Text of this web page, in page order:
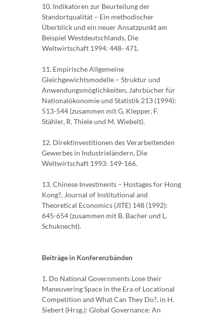
10. Indikatoren zur Beurteilung der
Standortqualität – Ein methodischer
Überblick und ein neuer Ansatzpunkt am
Beispiel Westdeutschlands, Die
Weltwirtschaft 1994: 448- 471.
11. Empirische Allgemeine
Gleichgewichtsmodelle – Struktur und
Anwendungsmöglichkeiten, Jahrbücher für
Nationalökonomie und Statistik 213 (1994):
513-544 (zusammen mit G. Klepper, F.
Stähler, R. Thiele und M. Wiebelt).
12. Direktinvestitionen des Verarbeitenden
Gewerbes in Industrieländern, Die
Weltwirtschaft 1993: 149-166.
13. Chinese Investments – Hostages for Hong
Kong?, Journal of Institutional and
Theoretical Economics (JITE) 148 (1992):
645-654 (zusammen mit B. Bacher und L.
Schuknecht).
Beiträge in Konferenzbänden
1. Do National Governments Lose their
Maneuvering Space in the Era of Locational
Competition and What Can They Do?, in H.
Siebert (Hrsg.): Global Governance: An